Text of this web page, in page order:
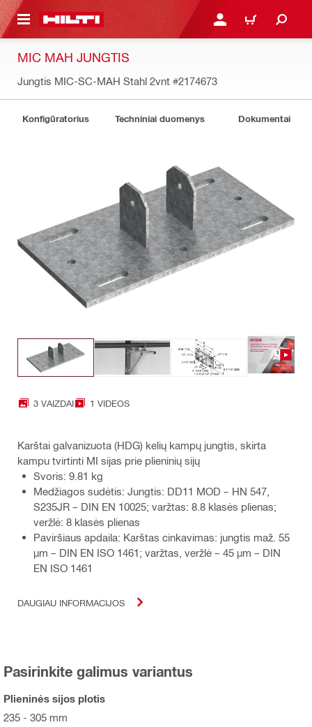
TURINIO PRISIJUNGTI ARBA
PIRKINIŲ
MIC MAH JUNGTIS
Jungtis MIC-SC-MAH Stahl 2vnt #2174673
Konfigūratorius Techniniai duomenys Dokumentai
3 VAIZDAI 1 VIDEOS
Karštai galvanizuota (HDG) kelių kampų jungtis, skirta
kampu tvirtinti MI sijas prie plieninių sijų
Svoris: 9.81 kg
Medžiagos sudėtis: Jungtis: DD11 MOD – HN 547,
S235JR – DIN EN 10025; varžtas: 8.8 klasės plienas;
veržlė: 8 klasės plienas
Paviršiaus apdaila: Karštas cinkavimas: jungtis maž. 55
µm – DIN EN ISO 1461; varžtas, veržlė – 45 µm – DIN
EN ISO 1461
DAUGIAU INFORMACIJOS
Pasirinkite galimus variantus
Plieninės sijos plotis
235 - 305 mm